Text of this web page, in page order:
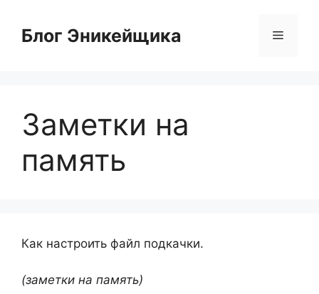
содержимому
Блог Эникейщика Меню
Заметки на
память
Как настроить файл подкачки.
(заметки на память)